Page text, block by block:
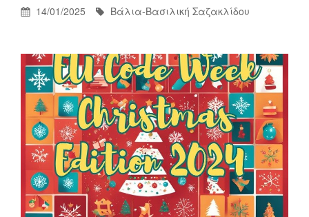
Posted
14/01/2025 By
Βάλια-Βασιλική Σαζακλίδου